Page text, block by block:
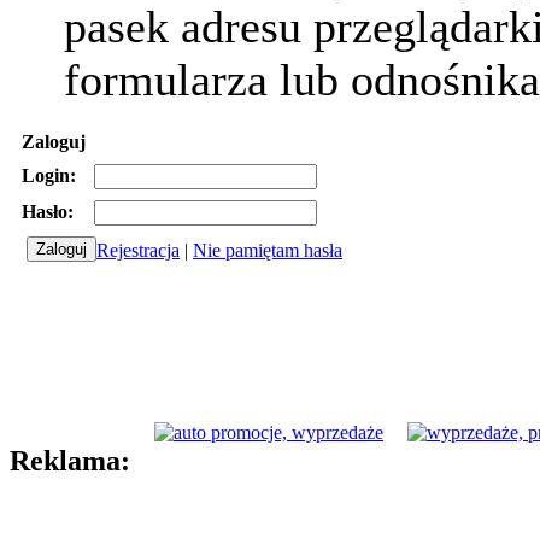
pasek adresu
formularza lub
Zaloguj
Login:
Hasło:
Rejestracja | Nie pamiętam hasła
Reklama: